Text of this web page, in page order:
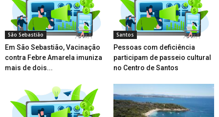
São Sebastião
Em São Sebastião, Vacinação
contra Febre Amarela imuniza
mais de dois...
Santos
Pessoas com deficiência
participam de passeio cultural
no Centro de Santos